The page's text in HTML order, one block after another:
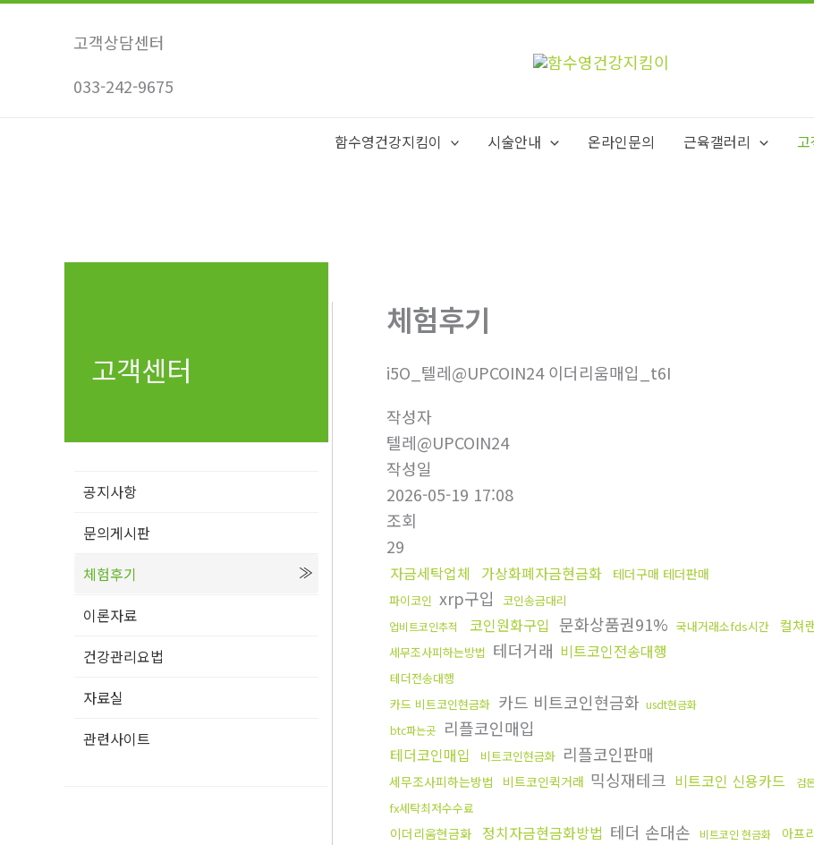
콘
고객상담센터
033-242-9675
함수영건강지킴이 시술안내 온라인문의 근육갤러리 고
고객센터
공지사항
문의게시판
체험후기
이론자료
건강관리요법
자료실
관련사이트
체험후기
i5O_텔레@UPCOIN24 이더리움매입_t6I
작성자
텔레@UPCOIN24
작성일
2026-05-19 17:08
조회
29
자금세탁업체 가상화폐자금현금화 테더구매 테더판매
파이코인 xrp구입 코인송금대리
업비트코인추적 코인원화구입 문화상품권91% 국내거래소fds시간 컬쳐
세무조사피하는방법 테더거래 비트코인전송대행
테더전송대행
카드 비트코인현금화 카드 비트코인현금화 usdt현금화
btc파는곳
리플코인매입
테더코인매입 비트코인현금화 리플코인판매
세무조사피하는방법 비트코인퀵거래 믹싱재테크 비트코인 신용카드 검
fx세탁최저수수료
이더리움현금화 정치자금현금화방법 테더 손대손 비트코인 현금화
아프